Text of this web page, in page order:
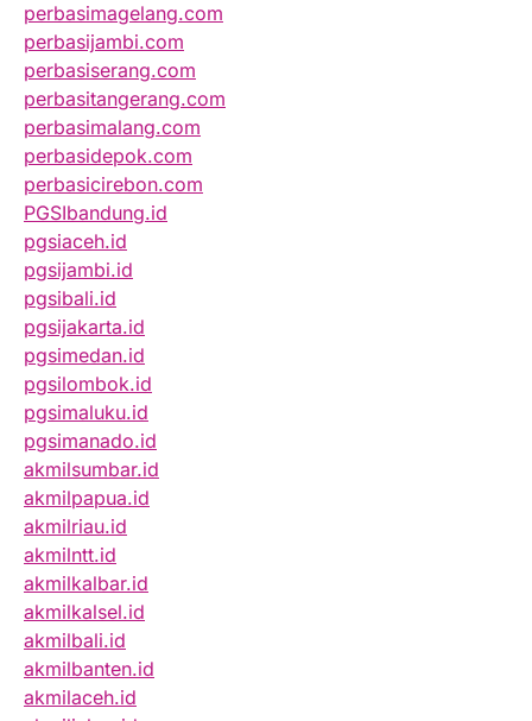
perbasimagelang.com
perbasijambi.com
perbasiserang.com
perbasitangerang.com
perbasimalang.com
perbasidepok.com
perbasicirebon.com
PGSIbandung.id
pgsiaceh.id
pgsijambi.id
pgsibali.id
pgsijakarta.id
pgsimedan.id
pgsilombok.id
pgsimaluku.id
pgsimanado.id
akmilsumbar.id
akmilpapua.id
akmilriau.id
akmilntt.id
akmilkalbar.id
akmilkalsel.id
akmilbali.id
akmilbanten.id
akmilaceh.id